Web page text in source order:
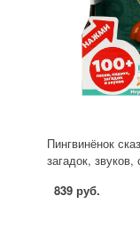
Пингвинёнок
загадок,
839 руб.